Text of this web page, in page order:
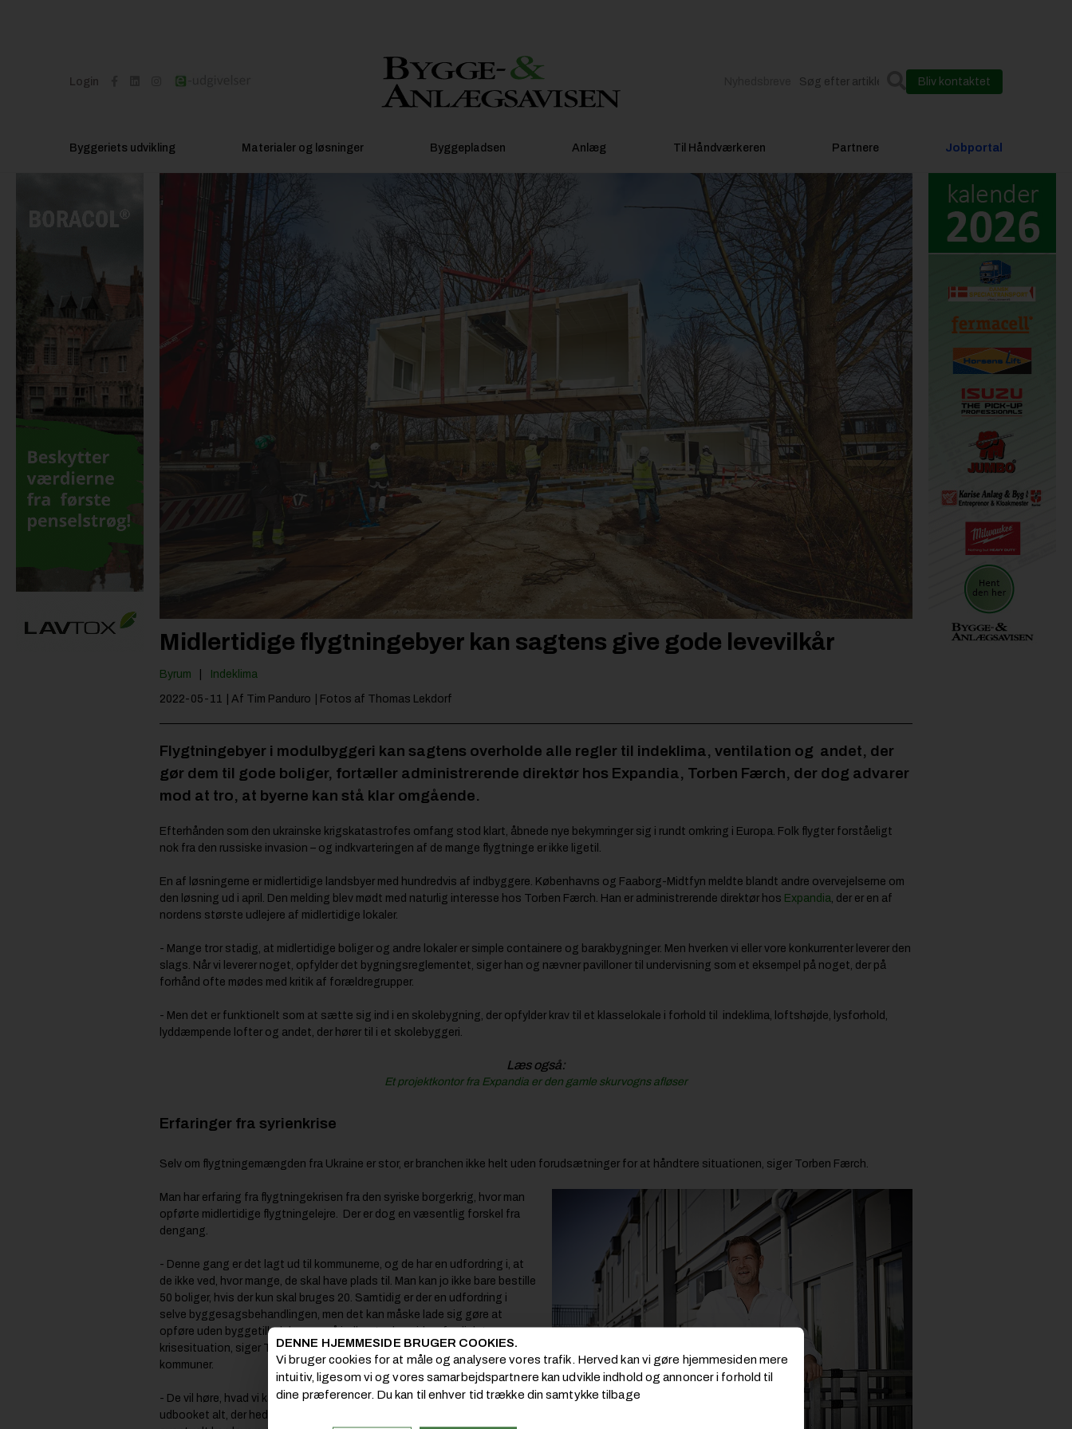
Login Bliv kontaktet
Byggeriets udvikling Materialer og løsninger Byggepladsen Anlæg Til Håndværkeren Partnere Jobportal
Midlertidige flygtningebyer kan sagtens give gode levevilkår
Byrum Indeklima
2022-05-11 | Af Tim Panduro | Fotos af Thomas Lekdorf
Flygtningebyer i modulbyggeri kan sagtens overholde alle regler til indeklima, ventilation og andet, der
gør dem til gode boliger, fortæller administrerende direktør hos Expandia, Torben Færch, der dog advarer
mod at tro, at byerne kan stå klar omgående.
Efterhånden som den ukrainske krigskatastrofes omfang stod klart, åbnede nye bekymringer sig i rundt omkring i Europa. Folk flygter forståeligt
nok fra den russiske invasion – og indkvarteringen af de mange flygtninge er ikke ligetil.
En af løsningerne er midlertidige landsbyer med hundredvis af indbyggere. Københavns og Faaborg-Midtfyn meldte blandt andre overvejelserne om
den løsning ud i april. Den melding blev mødt med naturlig interesse hos Torben Færch. Han er administrerende direktør hos Expandia, der er en af
nordens største udlejere af midlertidige lokaler.
- Mange tror stadig, at midlertidige boliger og andre lokaler er simple containere og barakbygninger. Men hverken vi eller vore konkurrenter leverer den
slags. Når vi leverer noget, opfylder det bygningsreglementet, siger han og nævner pavilloner til undervisning som et eksempel på noget, der på
forhånd ofte mødes med kritik af forældregrupper.
- Men det er funktionelt som at sætte sig ind i en skolebygning, der opfylder krav til et klasselokale i forhold til indeklima, loftshøjde, lysforhold,
lyddæmpende lofter og andet, der hører til i et skolebyggeri.
Læs også:
Et projektkontor fra Expandia er den gamle skurvogns afløser
Erfaringer fra syrienkrise
Selv om flygtningemængden fra Ukraine er stor, er branchen ikke helt uden forudsætninger for at håndtere situationen, siger Torben Færch.
Man har erfaring fra flygtningekrisen fra den syriske borgerkrig, hvor man
opførte midlertidige flygtningelejre. Der er dog en væsentlig forskel fra
dengang.
- Denne gang er det lagt ud til kommunerne, og de har en udfordring i, at
de ikke ved, hvor mange, de skal have plads til. Man kan jo ikke bare bestille
50 boliger, hvis der kun skal bruges 20. Samtidig er der en udfordring i
selve byggesagsbehandlingen, men det kan måske lade sig gøre at
opføre uden byggetilladelse, og så indhente den siden, fordi det er en
krisesituation, siger Torben Færch, der oplever mange forespørgsler fra
kommuner.
- De vil høre, hvad vi kan levere og hvornår. Lige nu har vi stort set
udbooket alt, der hedder boliger, men vi er i gang med at følge op, så vi
DENNE HJEMMESIDE BRUGER COOKIES.
Vi bruger cookies for at måle og analysere vores trafik. Herved kan vi gøre hjemmesiden mere
intuitiv, ligesom vi og vores samarbejdspartnere kan udvikle indhold og annoncer i forhold til
dine præferencer. Du kan til enhver tid trække din samtykke tilbage